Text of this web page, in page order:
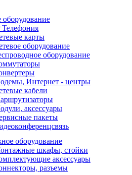
оборудование
Телефония
карты
оборудование
оборудование
Интернет - центры
кабели
аксессуары
пакеты
оборудование
шкафы, стойки
аксессуары
разъемы